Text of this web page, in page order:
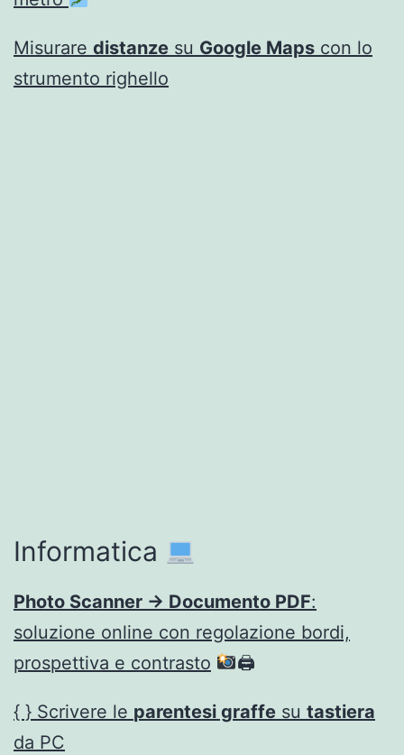
Misurare distanze su Google Maps con lo
strumento righello
Informatica
Photo Scanner → Documento PDF:
soluzione online con regolazione bordi,
prospettiva e contrasto
🖨
{ } Scrivere le parentesi graffe su tastiera
da PC